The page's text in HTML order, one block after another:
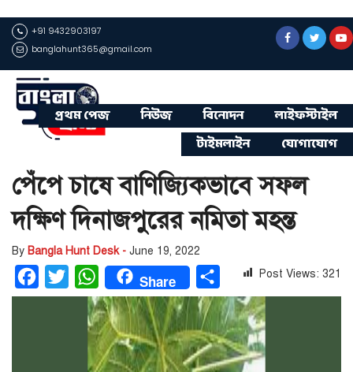
+91 9432903197
banglahunt365@gmail.com
প্রথম পেজ নিউজ বিনোদন
লাইফস্টাইল
টাইমলাইন
যোগাযোগ
পেঁপে চাষে বাণিজ্যিকভাবে সফল
দক্ষিণ দিনাজপুরের নমিতা মহন্ত
By Bangla Hunt Desk - June 19, 2022
Facebook
Twitter WhatsAppShare Share Post Views: 321